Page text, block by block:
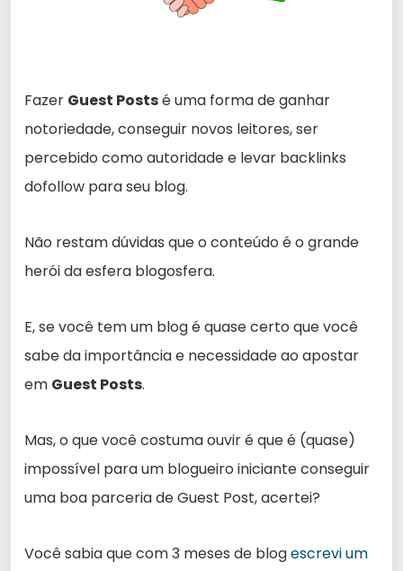
Fazer Guest Postsé uma forma de ganhar
notoriedade, conseguir novos leitores, ser
percebido como autoridade e levar backlinks
dofollow para seu blog.
Não restam dúvidas que o conteúdo é o grande
herói da esfera blogosfera.
E, se você tem um blog é quase certo que você
sabe da importância e necessidade ao apostar
em Guest Posts.
Mas, o que você costuma ouvir é que é (quase)
impossível para um blogueiro iniciante conseguir
uma boa parceria de Guest Post, acertei?
Você sabia que com 3 meses de blogescrevi um